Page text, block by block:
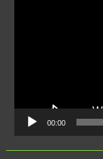
00:00